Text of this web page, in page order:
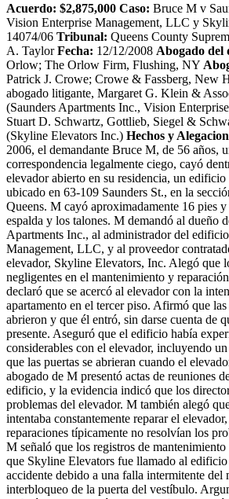
Acuerdo: $2,875,000 Caso: Bruce M v
Vision Enterprise Management, LLC y
14074/06 Tribunal: Queens County
A. TaylorFecha: 12/12/2008 Abogado del
Orlow; The Orlow Firm, Flushing, NY
Patrick J. Crowe; Crowe & Fassberg, New
abogado litigante, Margaret G. Klein &
(Saunders Apartments Inc., Vision
Stuart D. Schwartz, Gottlieb, Siegel &
(Skyline Elevators Inc.) Hechos y
2006, el demandante Bruce M, de 56 años,
correspondencia legalmente ciego, cayó
elevador abierto en su residencia, un edificio
ubicado en 63-109 Saunders St., en la
Queens. M cayó aproximadamente 16 pies
espalda y los talones. M demandó al dueño
Apartments Inc., al administrador del
Management, LLC, y al proveedor
elevador, Skyline Elevators, Inc. Alegó que
negligentes en el mantenimiento y
declaró que se acercó al elevador con la
apartamento en el tercer piso. Afirmó que
abrieron y que él entró, sin darse cuenta de
presente. Aseguró que el edificio había
considerables con el elevador, incluyendo
que las puertas se abrieran cuando el
abogado de M presentó actas de reuniones
edificio, y la evidencia indicó que los
problemas del elevador. M también alegó
intentaba constantemente reparar el
reparaciones típicamente no resolvían los
M señaló que los registros de
que Skyline Elevators fue llamado al edificio
accidente debido a una falla intermitente del
interbloqueo de la puerta del vestíbulo.